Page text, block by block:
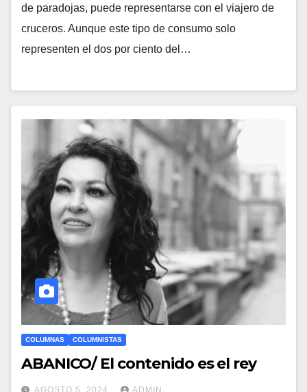
de paradojas, puede representarse con el viajero de
cruceros. Aunque este tipo de consumo solo
representen el dos por ciento del…
COLUMNAS COLUMNISTAS
ABANICO/ El contenido es el rey